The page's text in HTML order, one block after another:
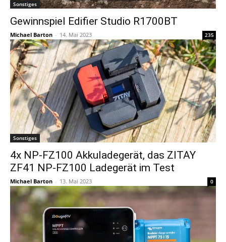
Sonstiges
Gewinnspiel Edifier Studio R1700BT
Michael Barton - 14. Mai 2023 235
Sonstiges
4x NP-FZ100 Akkuladegerät, das ZITAY
ZF41 NP-FZ100 Ladegerät im Test
Michael Barton - 13. Mai 2023 0